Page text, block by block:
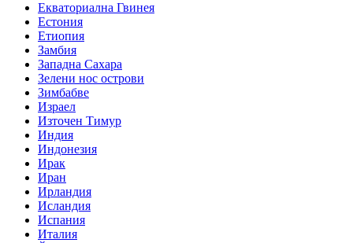
Екваториална Гвинея
Естония
Етиопия
Замбия
Западна Сахара
Зелени нос острови
Зимбабве
Израел
Източен Тимур
Индия
Индонезия
Ирак
Иран
Ирландия
Исландия
Испания
Италия